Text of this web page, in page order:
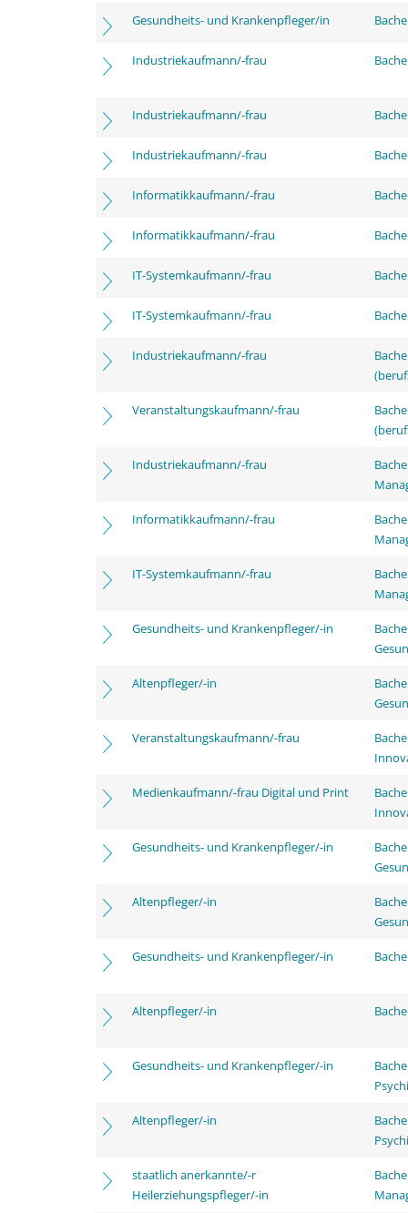
Gesundheits- und Krankenpfleger/in
Industriekaufmann/-frau
Industriekaufmann/-frau
Industriekaufmann/-frau
Informatikkaufmann/-frau
Informatikkaufmann/-frau
IT-Systemkaufmann/-frau
IT-Systemkaufmann/-frau
Industriekaufmann/-frau
Veranstaltungskaufmann/-frau
Industriekaufmann/-frau
Informatikkaufmann/-frau
IT-Systemkaufmann/-frau
Gesundheits- und Krankenpfleger/-in
Altenpfleger/-in
Veranstaltungskaufmann/-frau
Medienkaufmann/-frau Digital und Print
Gesundheits- und Krankenpfleger/-in
Altenpfleger/-in
Gesundheits- und Krankenpfleger/-in
Altenpfleger/-in
Gesundheits- und Krankenpfleger/-in
Altenpfleger/-in
staatlich anerkannte/-r
Heilerziehungspfleger/-in